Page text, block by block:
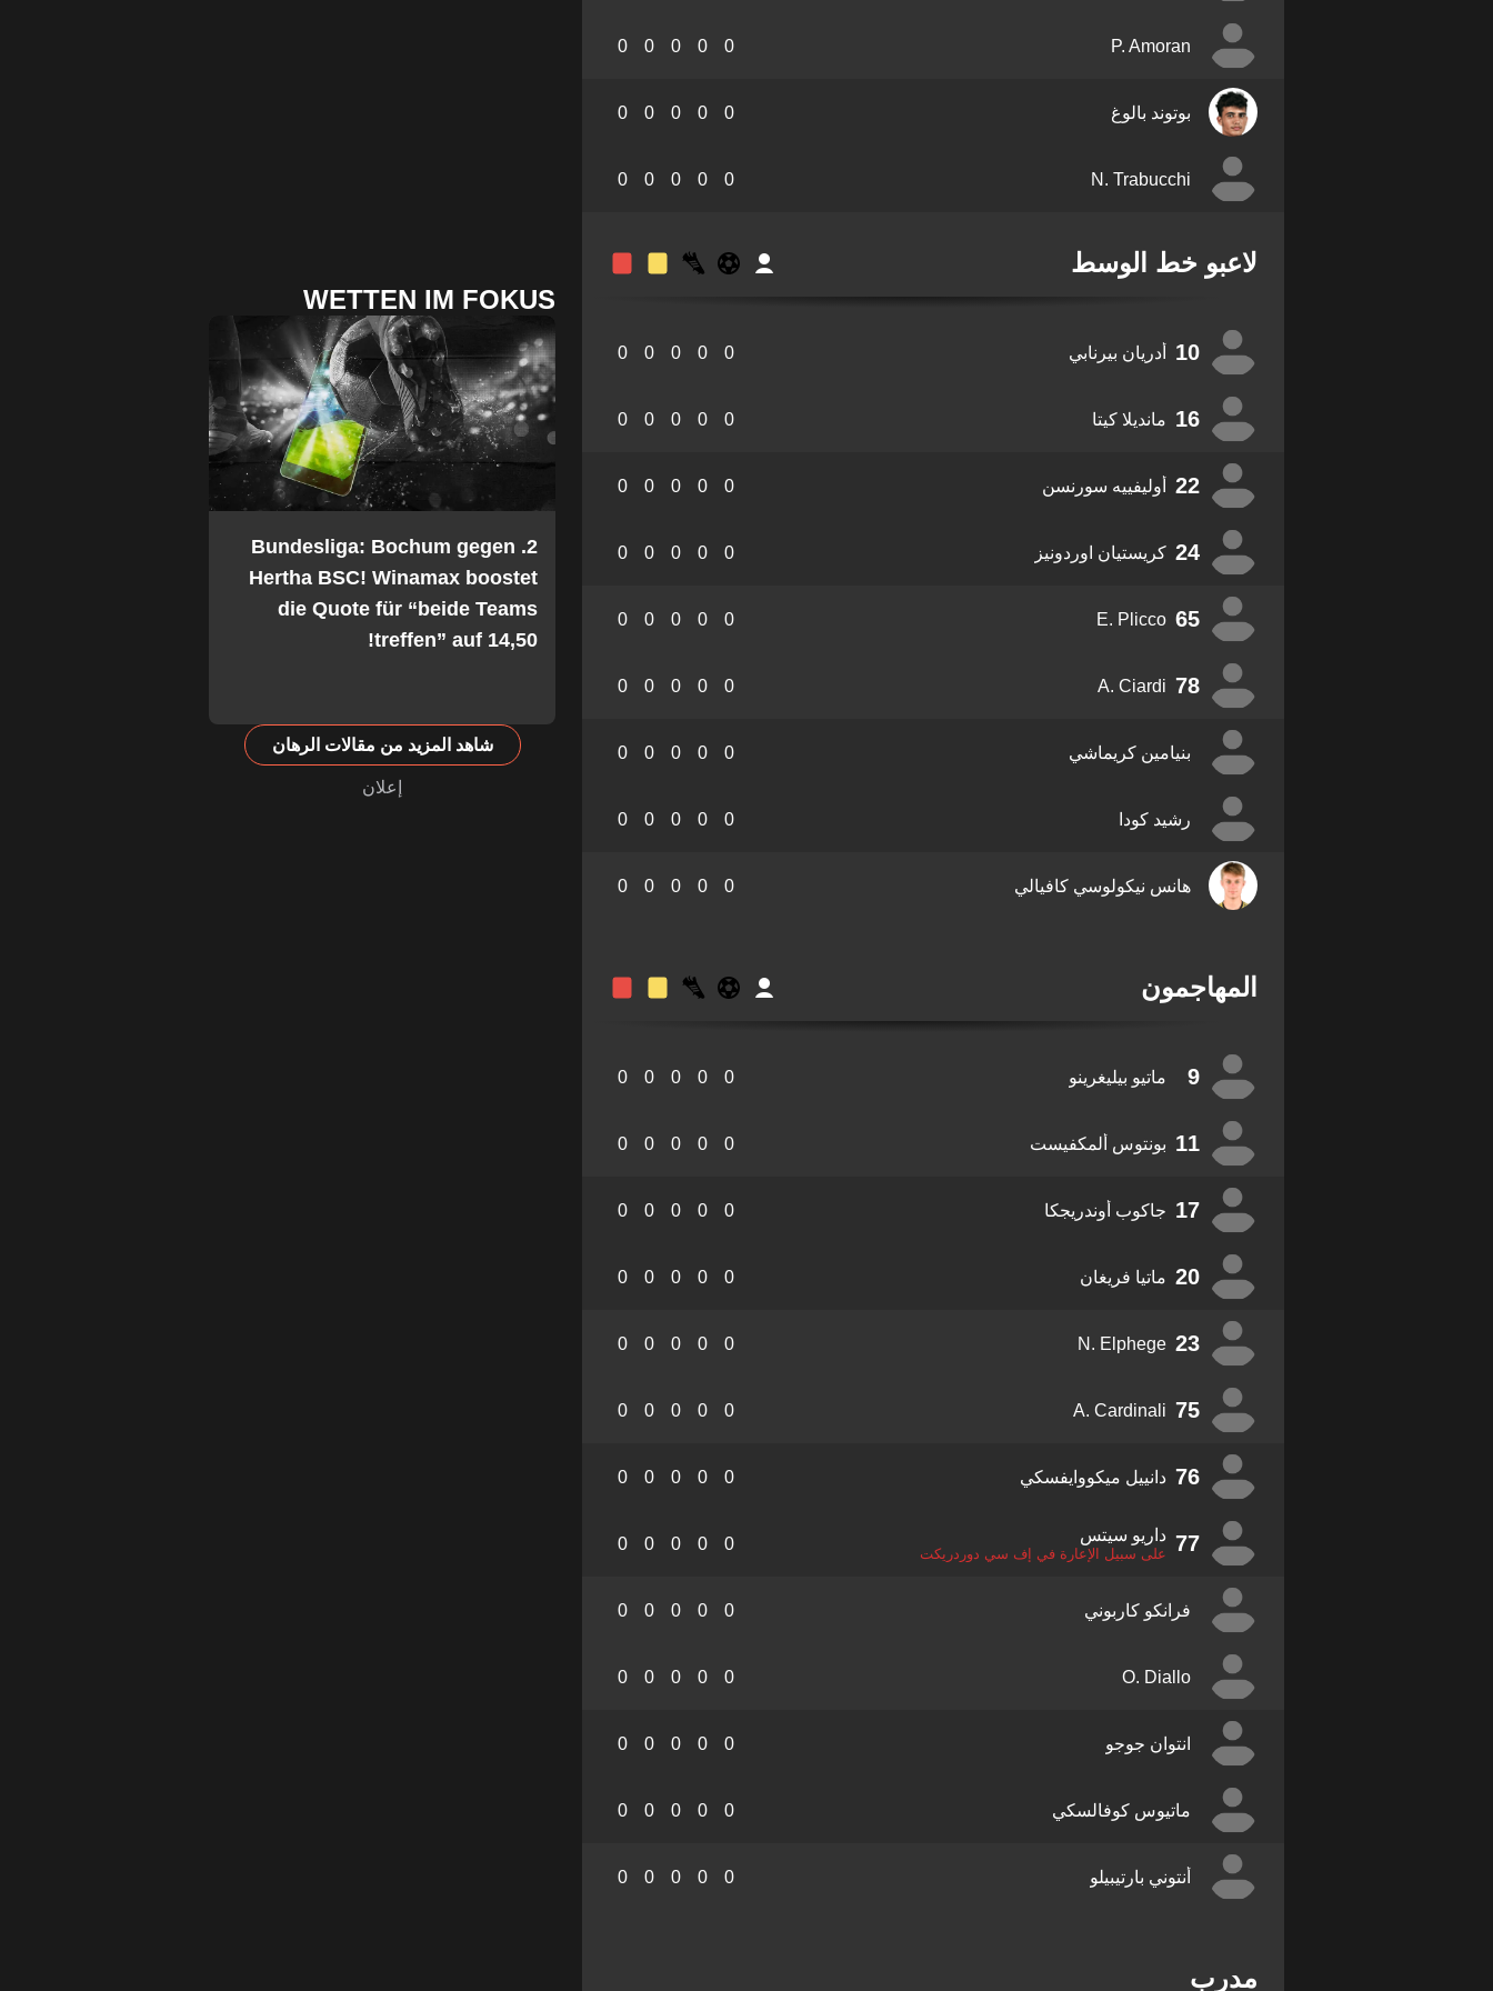
P. Amoran
0
0
0
0
0
بوتوند بالوغ 0
0
0
0
0
N. Trabucchi
0
0
0
0
0
لاعبو خط الوسط
10 أدريان بيرنابي 0
0
0
0
0
16 مانديلا كيتا 0
0
0
0
0
22 أوليفييه سورنسن 0
0
0
0
0
24 كريستيان اوردونيز 0
0
0
0
0
65
E. Plicco
0
0
0
0
0
78
A. Ciardi
0
0
0
0
0
بنيامين كريماشي 0
0
0
0
0
رشيد كودا 0
0
0
0
0
هانس نيكولوسي كافيالي 0
0
0
0
0
المهاجمون
9 ماتيو بيليغرينو 0
0
0
0
0
11 بونتوس ألمكفيست 0
0
0
0
0
17 جاكوب أوندريجكا 0
0
0
0
0
20 ماتيا فريغان 0
0
0
0
0
23
N. Elphege
0
0
0
0
0
75
A. Cardinali
0
0
0
0
0
76 دانييل ميكووايفسكي 0
0
0
0
0
77 داريو سيتس
على سبيل الإعارة في إف سي دوردريكت
0
0
0
0
0
فرانكو كاربوني 0
0
0
0
0
O. Diallo
0
0
0
0
0
انتوان جوجو 0
0
0
0
0
ماتيوس كوفالسكي 0
0
0
0
0
أنتوني بارتيبيلو 0
0
0
0
0
مدرب
WETTEN IM FOKUS
2. Bundesliga: Bochum gegen
Hertha BSC! Winamax boostet
die Quote für “beide Teams
treffen” auf 14,50!
شاهد المزيد من مقالات الرهان